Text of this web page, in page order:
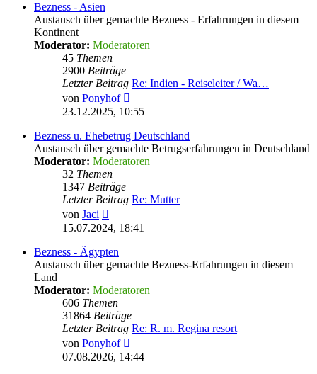
Bezness - Asien
Austausch über gemachte Bezness - Erfahrungen in diesem
Kontinent
Moderator: Moderatoren
45 Themen
2900 Beiträge
Letzter Beitrag Re: Indien - Reiseleiter / Wa…
von Ponyhof
Beitrag
23.12.2025, 10:55
Bezness u. Ehebetrug Deutschland
Austausch über gemachte Betrugserfahrungen in Deutschland
Moderator: Moderatoren
32 Themen
1347 Beiträge
Letzter Beitrag Re: Mutter
von Jaci
Beitrag
15.07.2024, 18:41
Bezness - Ägypten
Austausch über gemachte Bezness-Erfahrungen in diesem
Land
Moderator: Moderatoren
606 Themen
31864 Beiträge
Letzter Beitrag Re: R. m. Regina resort
von Ponyhof
Beitrag
07.08.2026, 14:44